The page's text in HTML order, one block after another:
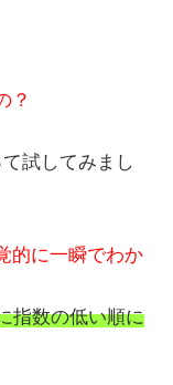
？
試してみまし
的に一瞬でわか
指数の低い順に